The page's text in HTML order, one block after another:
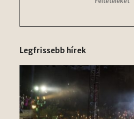
Legfrissebb hírek